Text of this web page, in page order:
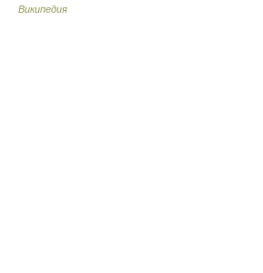
Википедия